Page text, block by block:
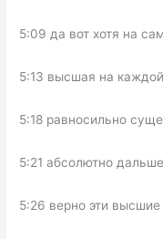
5:09 да вот хотя на
5:13 высшая на
5:18 равносильно
5:21 абсолютно
5:26 верно эти